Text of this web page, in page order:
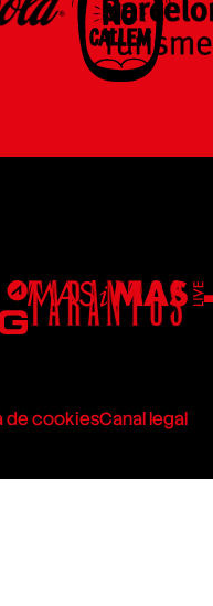
de cookiesCanal legal